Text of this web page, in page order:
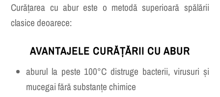
Curățarea cu abur este o metodă superioară spălării
clasice deoarece:
AVANTAJELE CURĂȚĂRII CU ABUR
aburul la peste 100°C distruge bacterii, virusuri și
mucegai fără substanțe chimice